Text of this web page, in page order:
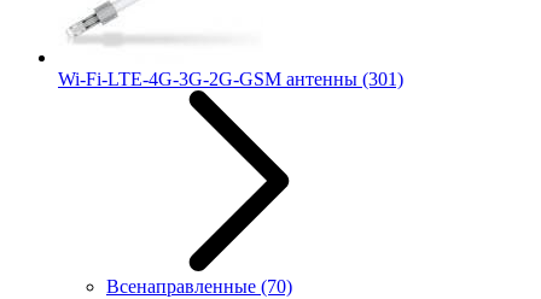
Wi-Fi-LTE-4G-3G-2G-GSM антенны (301)
Всенаправленные (70)